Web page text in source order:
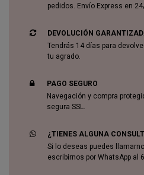
pedidos. Envío Express en
DEVOLUCIÓN
Tendrás 14 días para
tu agrado.
PAGO SEGURO
Navegación y compra
segura SSL.
¿TIENES ALGUNA
Si lo deseas puedes
escribirnos por WhatsApp al